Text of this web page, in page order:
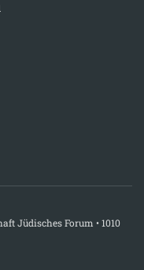
Jüdisches Forum • 1010